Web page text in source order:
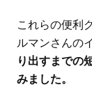
これらの便利
ルマンさんの
り出すまでの
みました。